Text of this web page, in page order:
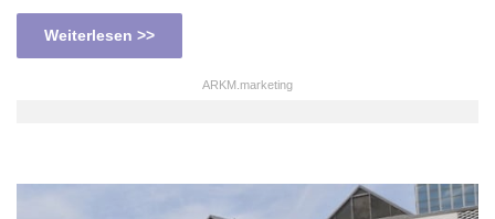
Weiterlesen >>
ARKM.marketing